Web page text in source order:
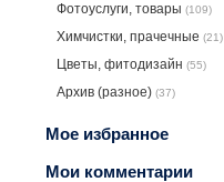
Фотоуслуги, товары (109)
Химчистки, прачечные (21)
Цветы, фитодизайн (55)
Архив (разное) (37)
Мое избранное
Мои комментарии